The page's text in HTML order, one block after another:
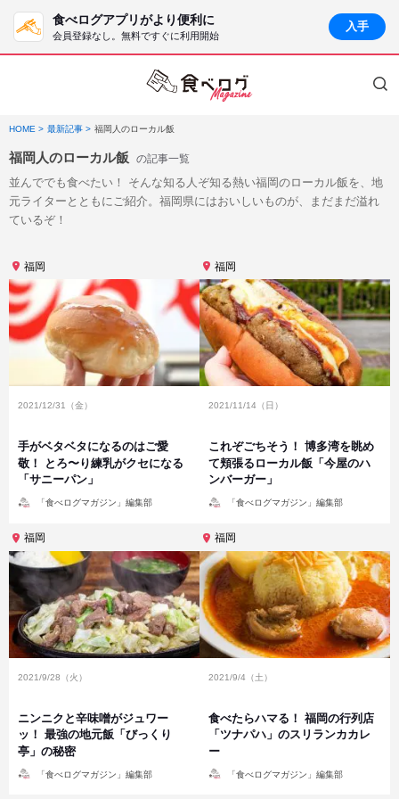
食べログアプリがより便利に
会員登録なし。無料ですぐに利用開始
入手
HOME 最新記事 福岡人のローカル飯
福岡人のローカル飯 の記事一覧
並んででも食べたい！ そんな知る人ぞ知る熱い福岡のローカル飯を、地
元ライターとともにご紹介。福岡県にはおいしいものが、まだまだ溢れ
ているぞ！
福岡
2021/12/31（金）
手がベタベタになるのはご愛
敬！ とろ〜り練乳がクセになる
「サニーパン」
「食べログマガジン」編集部
福岡
2021/11/14（日）
これぞごちそう！ 博多湾を眺め
て頬張るローカル飯「今屋のハ
ンバーガー」
「食べログマガジン」編集部
福岡
2021/9/28（火）
ニンニクと辛味噌がジュワー
ッ！ 最強の地元飯「びっくり
亭」の秘密
「食べログマガジン」編集部
福岡
2021/9/4（土）
食べたらハマる！ 福岡の行列店
「ツナパハ」のスリランカカレ
ー
「食べログマガジン」編集部